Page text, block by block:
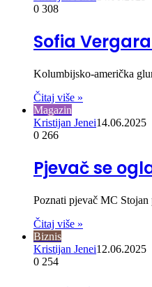
0 308
Sofia
Kolumbijsko-američka
Čitaj više »
Magazin
Kristijan Jenei14.06.2025
0 266
Pjevač se
Poznati pjevač MC
Čitaj više »
Biznis
Kristijan Jenei12.06.2025
0 254